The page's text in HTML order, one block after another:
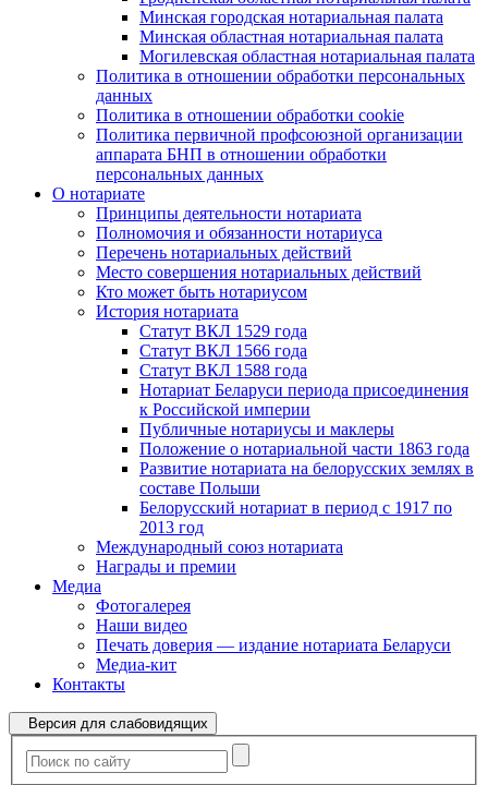
Минская городская нотариальная палата
Минская областная нотариальная палата
Могилевская областная нотариальная палата
Политика в отношении обработки персональных
данных
Политика в отношении обработки cookie
Политика первичной профсоюзной организации
аппарата БНП в отношении обработки
персональных данных
О нотариате
Принципы деятельности нотариата
Полномочия и обязанности нотариуса
Перечень нотариальных действий
Место совершения нотариальных действий
Кто может быть нотариусом
История нотариата
Статут ВКЛ 1529 года
Статут ВКЛ 1566 года
Статут ВКЛ 1588 года
Нотариат Беларуси периода присоединения
к Российской империи
Публичные нотариусы и маклеры
Положение о нотариальной части 1863 года
Развитие нотариата на белорусских землях в
составе Польши
Белорусский нотариат в период с 1917 по
2013 год
Международный союз нотариата
Награды и премии
Медиа
Фотогалерея
Наши видео
Печать доверия — издание нотариата Беларуси
Медиа-кит
Контакты
Версия для слабовидящих